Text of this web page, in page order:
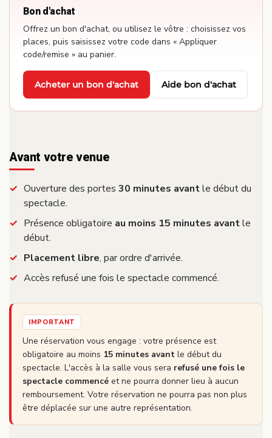
Bon d'achat
Offrez un bon d'achat, ou utilisez le vôtre : choisissez vos
places, puis saisissez votre code dans « Appliquer
code/remise » au panier.
Acheter un bon d'achat
·
Aide bon d'achat
Avant votre venue
Ouverture des portes 30 minutes avantle début du
spectacle.
Présence obligatoire au moins 15 minutes avantle
début.
Placement libre, par ordre d'arrivée.
Accès refusé une fois le spectacle commencé.
IMPORTANT
Une réservation vous engage : votre présence est
obligatoire au moins 15 minutes avant le début du
spectacle. L'accès à la salle vous sera refusé une fois le
spectacle commencé et ne pourra donner lieu à aucun
remboursement. Votre réservation ne pourra pas non plus
être déplacée sur une autre représentation.